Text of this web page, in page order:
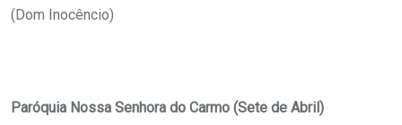
(Dom Inocêncio)
Paróquia Nossa Senhora do Carmo (Sete de Abril)